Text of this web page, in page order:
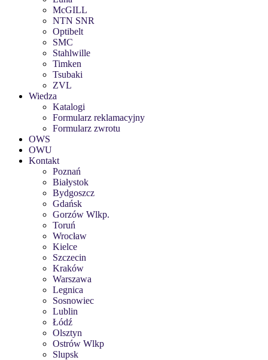
McGILL
NTN SNR
Optibelt
SMC
Stahlwille
Timken
Tsubaki
ZVL
Wiedza
Katalogi
Formularz reklamacyjny
Formularz zwrotu
OWS
OWU
Kontakt
Poznań
Białystok
Bydgoszcz
Gdańsk
Gorzów Wlkp.
Toruń
Wrocław
Kielce
Szczecin
Kraków
Warszawa
Legnica
Sosnowiec
Lublin
Łódź
Olsztyn
Ostrów Wlkp
Slupsk